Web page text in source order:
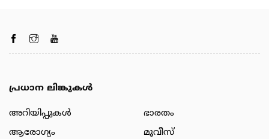
പ്രധാന ലിങ്കുകൾ
അറിയിപ്പുകള്‍
ആരോഗ്യം
ഭാരതം
മൂവീസ്